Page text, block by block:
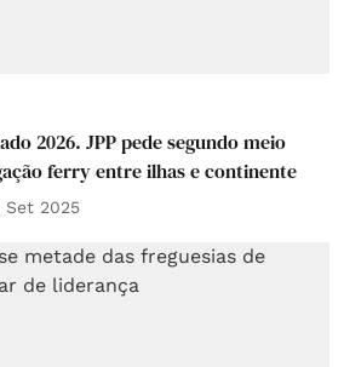
2026. JPP pede segundo meio
ferry entre ilhas e continente
Set 2025